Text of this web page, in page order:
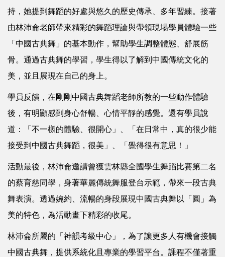
持，她提到舞蹈的好處與悠久的歷史傳承、多年習練。接著
由林沛侖老師帶來精彩的舞蹈理論與帶領現場學員體驗一些
「中國古典舞」的基本動作，幫助學生調整體態、舒展筋
骨。通過古典舞的學習，學生得以了解到中國傳統文化的
美，並且展現在自己的身上。
學員反饋，在剛剛中國古典舞蹈老師所教的一些動作體驗
後，有明顯感到身心舒暢、心情平靜的感覺。還有學員說
道：「不一樣的體驗、很開心」、「在日常中，真的很少能
接受到中國古典舞蹈，很美」、「覺得很有意思！」
活動最後，林沛侖邀請曾獲雲林縣全國學生舞蹈比賽第二名
的蔡育慈同學，身著華麗傳統舞服登台示範，帶來一段古典
舞表演。透過婉約、流暢的身段展現中國古典舞以「圓」為
美的特色，為活動畫下精彩的收尾。
林沛侖所屬的「神韻考級中心」，為了讓更多人有機會接觸
中國古典舞，提供系統化且專業的學習平台。課程不僅著重